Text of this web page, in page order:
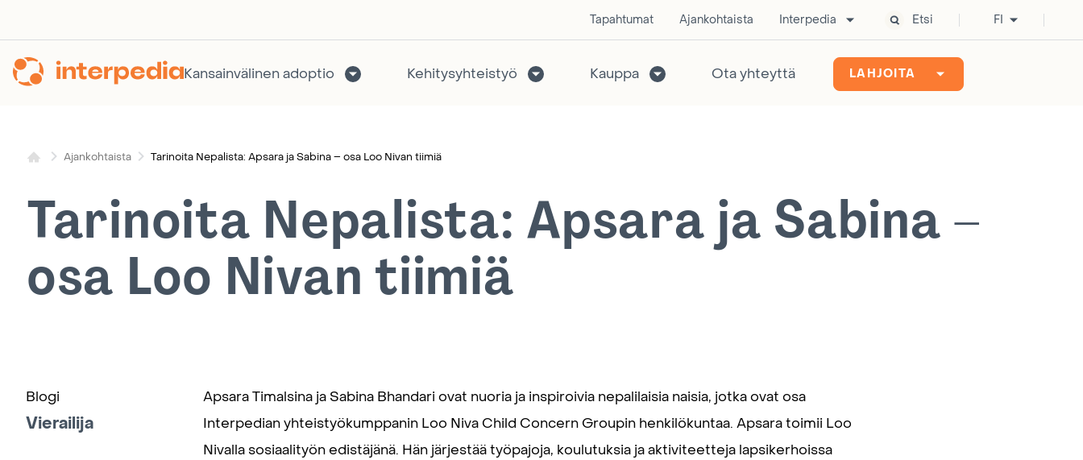
Tapahtumat Ajankohtaista Interpedia Etsi FI
Kansainvälinen adoptio Kehitysyhteistyö Kauppa Ota yhteyttä LAHJOITA
Ajankohtaista Tarinoita Nepalista: Apsara ja Sabina – osa Loo Nivan tiimiä
Tarinoita Nepalista: Apsara ja Sabina –
osa Loo Nivan tiimiä
Blogi
Vierailija
Apsara Timalsina ja Sabina Bhandari ovat nuoria ja inspiroivia nepalilaisia naisia, jotka ovat osa
Interpedian yhteistyökumppanin Loo Niva Child Concern Groupin henkilökuntaa. Apsara toimii Loo
Nivalla sosiaalityön edistäjänä. Hän järjestää työpajoja, koulutuksia ja aktiviteetteja lapsikerhoissa